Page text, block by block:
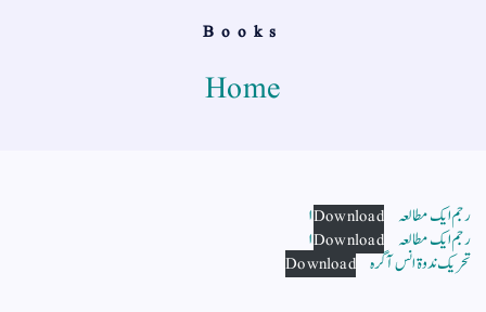
اک نسخہ کیمیا ساتھ لایا
Books
Home
رجم ایک مطالعہ ۱ Download
رجم ایک مطالعہ ۱ Download
تحریک ندوۃ انس آگرہ Download